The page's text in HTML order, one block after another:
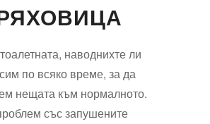
наводнихте ли
по всяко време, за да
нещата към нормалното.
със запушените